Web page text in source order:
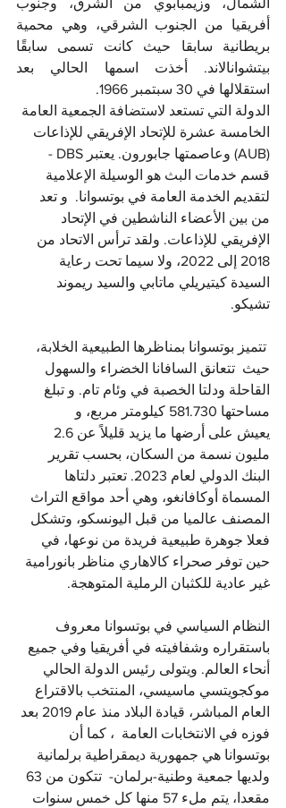
استقلالها في 30 سبتمبر 1966.
الدولة التي تستعد لاستضافة الجمعية العامة
الخامسة عشرة للإتحاد الإفريقي للإذاعات
(AUB) وعاصمتها جابورون. يعتبر DBS -
قسم خدمات البث هو الوسيلة الإعلامية
لتقديم الخدمة العامة في بوتسوانا.  و تعد
من بين الأعضاء الناشطين في الإتحاد
الإفريقي للإذاعات. ولقد ترأس الاتحاد من
2018 إلى 2022، ولا سيما تحت رعاية
السيدة كيتيريلي ماتابي والسيد ريموند
تشيكو.
تتميز بوتسوانا بمناظرها الطبيعية الخلابة،
حيث  تتعانق السافانا الخضراء والسهول
القاحلة ودلتا الخصبة في وئام تام. و تبلغ
مساحتها 581.730 كيلومتر مربع، و
مليون نسمة من السكان، بحسب تقرير
البنك الدولي لعام 2023. تعتبر دلتاها
المسماة أوكافانغو، وهي أحد مواقع التراث
المصنف عالميا من قبل اليونسكو، وتشكل
فعلا جوهرة طبيعية فريدة من نوعها، في
حين توفر صحراء كالاهاري مناظر بانورامية
غير عادية للكثبان الرملية المتوهجة.
النظام السياسي في بوتسوانا معروف
باستقراره وشفافيته في أفريقيا وفي جميع
أنحاء العالم. ويتولى رئيس الدولة الحالي
موكجويتسي ماسيسي، المنتخب بالاقتراع
العام المباشر، قيادة البلاد منذ عام 2019 بعد
فوزه في الانتخابات العامة  ، كما أن
بوتسوانا هي جمهورية ديمقراطية برلمانية
مقعدا، يتم ملء 57 منها كل خمس سنوات